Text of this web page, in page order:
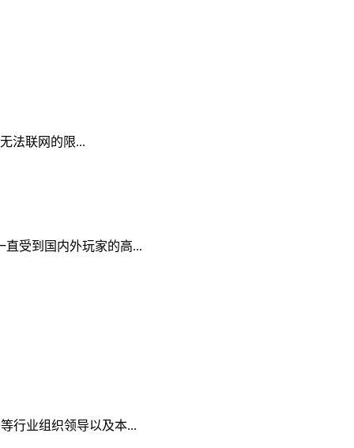
法联网的限...
直受到国内外玩家的高...
行业组织领导以及本...